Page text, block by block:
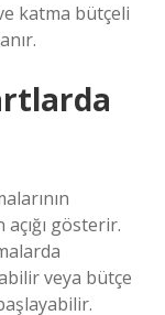
katma bütçeli
gösterir.
veya bütçe